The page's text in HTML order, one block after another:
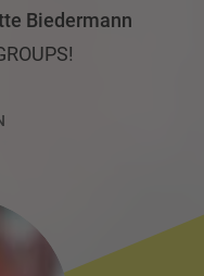
Biedermann